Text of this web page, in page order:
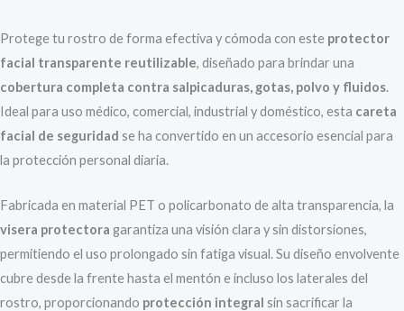
Protege tu rostro de forma efectiva y cómoda con este protector
facial transparente reutilizable, diseñado para brindar una
cobertura completa contra salpicaduras, gotas, polvo y fluidos.
Ideal para uso médico, comercial, industrial y doméstico, esta careta
facial de seguridad se ha convertido en un accesorio esencial para
la protección personal diaria.
Fabricada en material PET o policarbonato de alta transparencia, la
visera protectora garantiza una visión clara y sin distorsiones,
permitiendo el uso prolongado sin fatiga visual. Su diseño envolvente
cubre desde la frente hasta el mentón e incluso los laterales del
rostro, proporcionando protección integral sin sacrificar la